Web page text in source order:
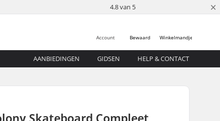
4.8 van 5 ×
Winkelmandje
Bewaard
Account
AANBIEDINGEN GIDSEN HELP & CONTACT
Skateboard Compleet